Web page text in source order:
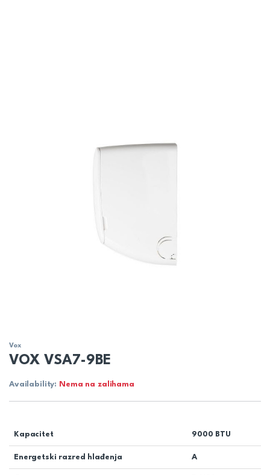
Vox
VOX VSA7-9BE
Availability: Nema na zalihama
Kapacitet 9000 BTU
Energetski razred hlađenja A